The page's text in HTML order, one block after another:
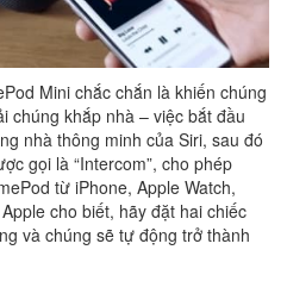
Mini chắc chắn là khiến chúng
chúng khắp nhà – việc bắt đầu
nhà thông minh của Siri, sau đó
gọi là “Intercom”, cho phép
từ iPhone, Apple Watch,
cho biết, hãy đặt hai chiếc
và chúng sẽ tự động trở thành